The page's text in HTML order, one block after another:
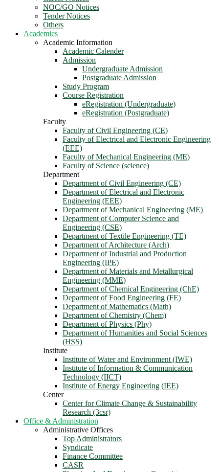
NOC/GO Notices
Tender Notices
Others
Academics
Academic Information
Academic Calender
Admission
Undergraduate Admission
Postgraduate Admission
Study Program
Course Registration
eRegistration (Undergraduate)
eRegistration (Postgraduate)
Faculty
Faculty of Civil Engineering (CE)
Faculty of Electrical and Electronic Engineering
(EEE)
Faculty of Mechanical Engineering (ME)
Faculty of Science (science)
Department
Department of Civil Engineering (CE)
Department of Electrical and Electronic
Engineering (EEE)
Department of Mechanical Engineering (ME)
Department of Computer Science and
Engineering (CSE)
Department of Textile Engineering (TE)
Department of Architecture (Arch)
Department of Industrial and Production
Engineering (IPE)
Department of Materials and Metallurgical
Engineering (MME)
Department of Chemical Engineering (ChE)
Department of Food Engineering (FE)
Department of Mathematics (Math)
Department of Chemistry (Chem)
Department of Physics (Phy)
Department of Humanities and Social Sciences
(HSS)
Institute
Institute of Water and Environment (IWE)
Institute of Information & Communication
Technology (IICT)
Institute of Energy Engineering (IEE)
Center
Center for Climate Change & Sustainability
Research (3csr)
Office & Administration
Administrative Offices
Top Administrators
Syndicate
Finance Committee
CASR